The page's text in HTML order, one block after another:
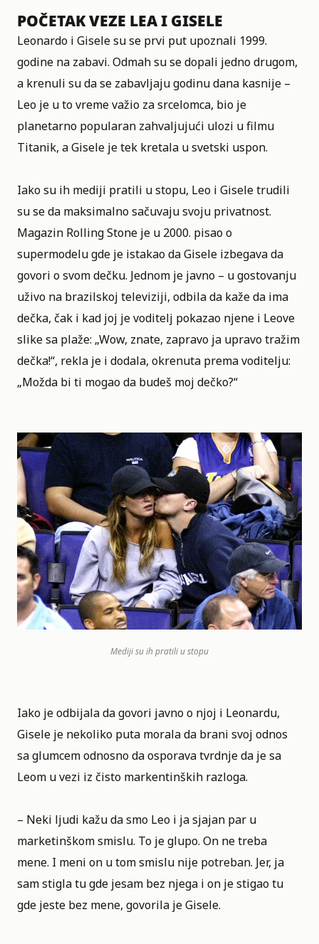
POČETAK VEZE LEA I GISELE
Leonardo i Gisele su se prvi put upoznali 1999.
godine na zabavi. Odmah su se dopali jedno drugom,
a krenuli su da se zabavljaju godinu dana kasnije –
Leo je u to vreme važio za srcelomca, bio je
planetarno popularan zahvaljujući ulozi u filmu
Titanik, a Gisele je tek kretala u svetski uspon.
Iako su ih mediji pratili u stopu, Leo i Gisele trudili
su se da maksimalno sačuvaju svoju privatnost.
Magazin Rolling Stone je u 2000. pisao o
supermodelu gde je istakao da Gisele izbegava da
govori o svom dečku. Jednom je javno – u gostovanju
uživo na brazilskoj televiziji, odbila da kaže da ima
dečka, čak i kad joj je voditelj pokazao njene i Leove
slike sa plaže: „Wow, znate, zapravo ja upravo tražim
dečka!“, rekla je i dodala, okrenuta prema voditelju:
„Možda bi ti mogao da budeš moj dečko?“
Mediji su ih pratili u stopu
Iako je odbijala da govori javno o njoj i Leonardu,
Gisele je nekoliko puta morala da brani svoj odnos
sa glumcem odnosno da osporava tvrdnje da je sa
Leom u vezi iz čisto markentinških razloga.
– Neki ljudi kažu da smo Leo i ja sjajan par u
marketinškom smislu. To je glupo. On ne treba
mene. I meni on u tom smislu nije potreban. Jer, ja
sam stigla tu gde jesam bez njega i on je stigao tu
gde jeste bez mene, govorila je Gisele.